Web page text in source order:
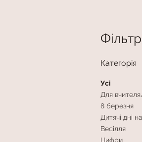
Категорія
Усі
Для
8 березня
Дитячі дні
Весілля
Цифри